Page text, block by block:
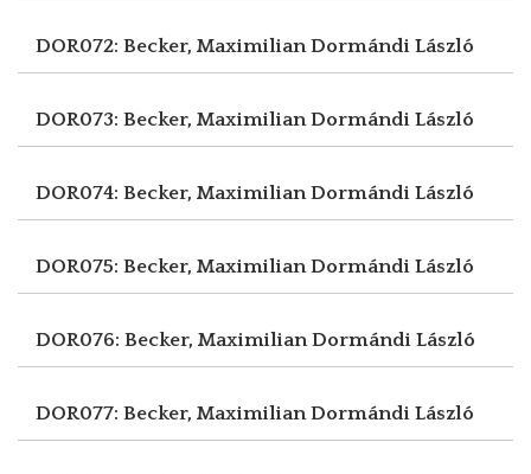
DOR072: Becker, MaximilianDormándi László
DOR073: Becker, MaximilianDormándi László
DOR074: Becker, MaximilianDormándi László
DOR075: Becker, MaximilianDormándi László
DOR076: Becker, MaximilianDormándi László
DOR077: Becker, MaximilianDormándi László